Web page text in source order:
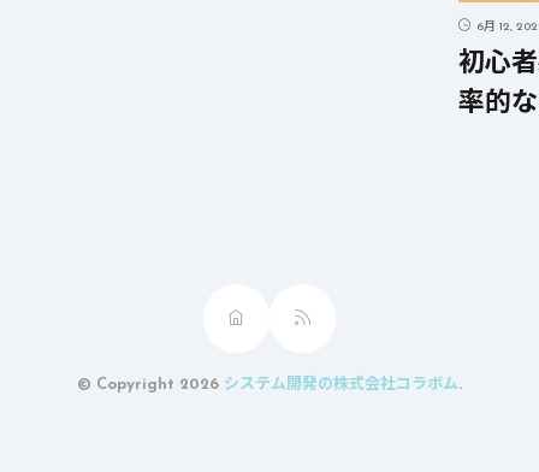
6月 12,
初心
率的
© Copyright 2026 システム開発の株式会社コラボム.